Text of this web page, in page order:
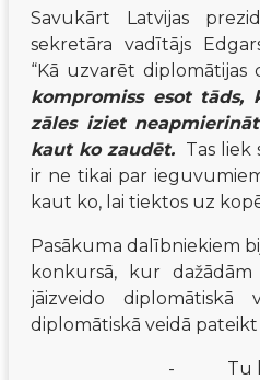
Savukārt Latvijas
sekretāra vadītājs
“Kā uzvarēt diplomātijas
kompromiss esot tāds,
zāles iziet
kaut ko zaudēt. Tas liek
ir ne tikai par
kaut ko, lai tiektos uz
Pasākuma dalībniekiem
konkursā, kur
jāizveido diplomātiskā
diplomātiskā veidā pateikt
- Tu